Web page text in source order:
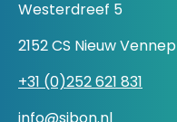
Westerdreef 5
2152 CS Nieuw Vennep
+31 (0)252 621 831